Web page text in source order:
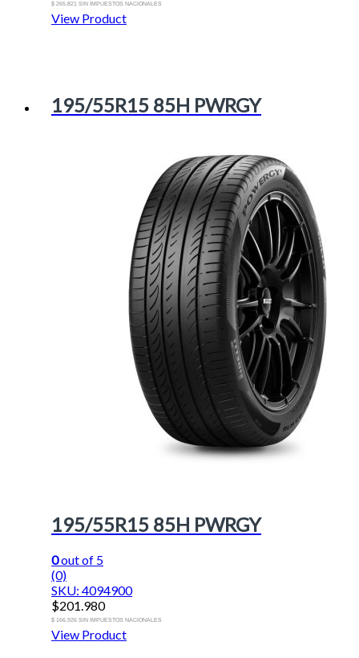
$ 265.821 SIN IMPUESTOS NACIONALES
View Product
195/55R15 85H PWRGY
195/55R15 85H PWRGY
0out of 5
(0)
SKU: 4094900
$201.980
$ 166.926 SIN IMPUESTOS NACIONALES
View Product